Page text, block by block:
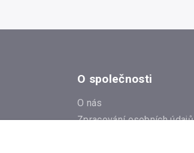
O společnosti
O nás
Zpracování osobních údajů